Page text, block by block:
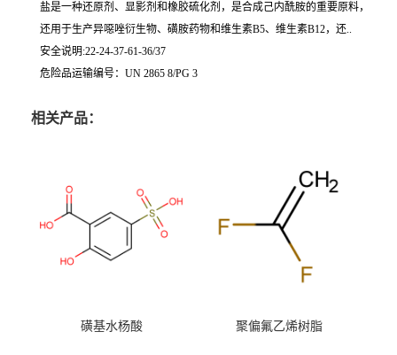
盐是一种还原剂、显影剂和橡胶硫化剂，是合成己内酰胺的重要原料，
还用于生产异噁唑衍生物、磺胺药物和维生素B5、维生素B12，还..
安全说明:22-24-37-61-36/37
危险品运输编号：UN 2865 8/PG 3
相关产品：
磺基水杨酸 聚偏氟乙烯树脂